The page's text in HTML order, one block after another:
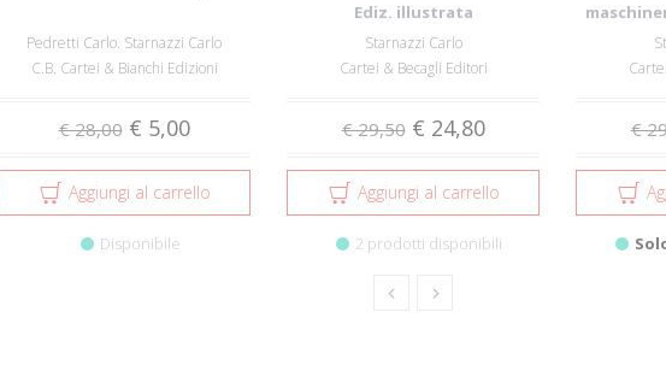
Pedretti Carlo. Starnazzi Carlo
C.B. Cartei & Bianchi Edizioni
€ 28,00 € 5,00
Aggiungi al carrello
Disponibile
Ediz. illustrata
Starnazzi Carlo
Cartei & Becagli Editori
€ 29,50 € 24,80
Aggiungi al carrello
2 prodotti disponibili
€